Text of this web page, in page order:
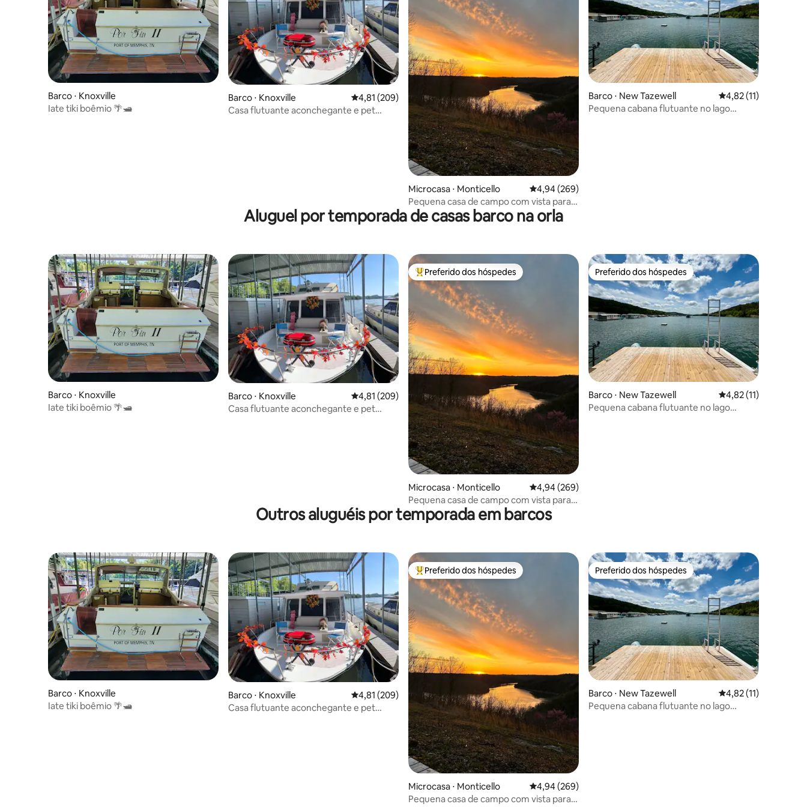
Barco ⋅ Knoxville
Iate tiki boêmio 🌴🛥
Barco ⋅ Knoxville 4,81 de uma avaliação média de 5, 209 avaliações
4,81 (209)
Casa flutuante aconchegante e pet
Microcasa ⋅ Monticello 4,94 de uma avaliação média de 5, 269 avaliações
4,94 (269)
Pequena casa de campo com vista para o
lago~Animais de estimação~Melhor pôr
do sol~Caiaques!
Barco ⋅ New Tazewell 4,82 de uma
4,82 (11)
Pequena cabana flutuante no lago
Aluguel por temporada de casas barco na orla
Barco ⋅ Knoxville
Iate tiki boêmio 🌴🛥
Barco ⋅ Knoxville 4,81 de uma avaliação média de 5, 209 avaliações
4,81 (209)
Casa flutuante aconchegante e pet
Entre os melhores preferidos dos hóspedes
Preferido dos hóspedes
Microcasa ⋅ Monticello 4,94 de uma avaliação média de 5, 269 avaliações
4,94 (269)
Pequena casa de campo com vista para o
lago~Animais de estimação~Melhor pôr
do sol~Caiaques!
Preferido dos hóspedes
Preferido dos hóspedes
Barco ⋅ New Tazewell 4,82 de uma
4,82 (11)
Pequena cabana flutuante no lago
Outros aluguéis por temporada em barcos
Barco ⋅ Knoxville
Iate tiki boêmio 🌴🛥
Barco ⋅ Knoxville 4,81 de uma avaliação média de 5, 209 avaliações
4,81 (209)
Casa flutuante aconchegante e pet
Entre os melhores preferidos dos hóspedes
Preferido dos hóspedes
Microcasa ⋅ Monticello 4,94 de uma avaliação média de 5, 269 avaliações
4,94 (269)
Pequena casa de campo com vista para o
Preferido dos hóspedes
Preferido dos hóspedes
Barco ⋅ New Tazewell 4,82 de uma
4,82 (11)
Pequena cabana flutuante no lago